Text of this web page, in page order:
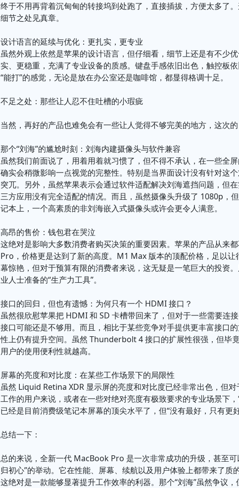
终于不用再背着沉甸甸的转接坞到处跑了，直接插拔，方便太多了
细节之处见真章。
设计语言的延续与优化：更扎实，更专业
虽然外观上依然是苹果的设计语言，但仔细看，细节上还是有不少
实、更稳重，充满了专业设备的质感。键盘手感依旧出色，触控板
“能打”的感觉，无论是放在办公室还是咖啡馆，都显得格调十足。
不足之处：那些让人忍不住吐槽的小瑕疵
当然，再好的产品也难免会有一些让人觉得不够完美的地方，这次
那个“刘海”的尴尬时刻：刘海内建摄像头与软件兼容
虽然我们前面说了，用着用着就习惯了，但不得不承认，在一些全
确实会稍微影响一点视觉的完整性。特别是当界面设计没有针对这
突兀。另外，虽然苹果表示会通过软件适配解决刘海遮挡问题，但
三方应用没有完全适配的情况。而且，虽然摄像头升级了 1080p，
记本上，一个高素质的非刘海嵌入式摄像头或许会更令人满意。
高昂的售价：钱包君在哭泣
这绝对是影响大多数消费者购买决策的重要因素。苹果的产品从来
Pro，价格更是达到了新的高度。M1 Max 版本的顶配价格，足以
幕惊艳，但对于预算有限的消费者来说，这无疑是一笔巨大的投资
业人士准备的“生产力工具”。
接口的回归，但也有遗憾：为何只有一个 HDMI 接口？
虽然很欣慰苹果把 HDMI 和 SD 卡槽带回来了，但对于一些需要连
接口可能还是不够用。而且，相比于某些竞争对手提供更丰富接口
性上仍有提升空间。虽然 Thunderbolt 4 接口的扩展性很强，但毕
用户的使用便利性就越高。
屏幕的亮度和对比度：在某些工作场景下的局限性
虽然 Liquid Retina XDR 显示屏的亮度和对比度已经非常出色，但
工作的用户来说，或者在一些对绝对亮度有极致要求的专业场景下
已经是目前消费级笔记本屏幕的顶尖水平了，但“没有最好，只有更
总结一下：
总的来说，全新一代 MacBook Pro 是一次非常成功的升级，甚至
归初心”的举动。它在性能、屏幕、续航以及用户体验上都带来了质
这绝对是一款能够显著提升工作效率的利器。那个“刘海”虽然争议